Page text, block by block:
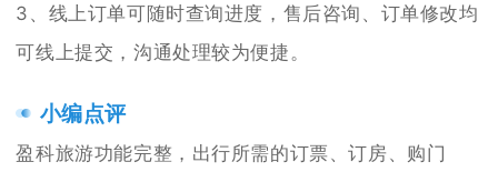
3、线上订单可随时查询进度，售后咨询、订单修改均
可线上提交，沟通处理较为便捷。
小编点评
盈科旅游功能完整，出行所需的订票、订房、购门